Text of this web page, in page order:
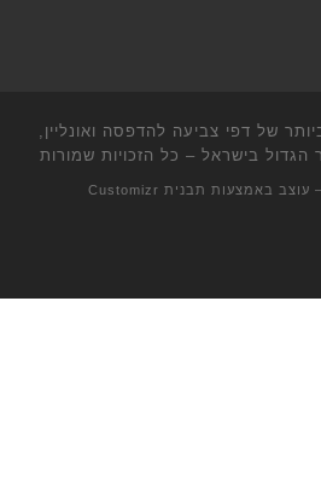
של דפי צביעה להדפסה ואונליין,
הגדול בישראל – כל הזכויות שמורות
– עוצב באמצעות תבנית Customizr